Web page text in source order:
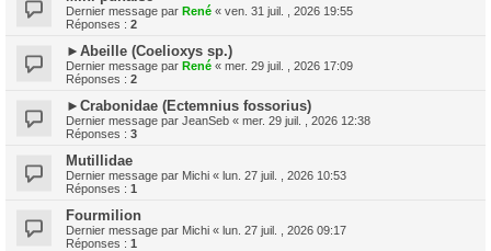
Dernier message par René « ven. 31 juil. , 2026 19:55
Réponses : 2
►Abeille (Coelioxys sp.)
Dernier message par René « mer. 29 juil. , 2026 17:09
Réponses : 2
►Crabonidae (Ectemnius fossorius)
Dernier message par JeanSeb « mer. 29 juil. , 2026 12:38
Réponses : 3
Mutillidae
Dernier message par Michi « lun. 27 juil. , 2026 10:53
Réponses : 1
Fourmilion
Dernier message par Michi « lun. 27 juil. , 2026 09:17
Réponses : 1